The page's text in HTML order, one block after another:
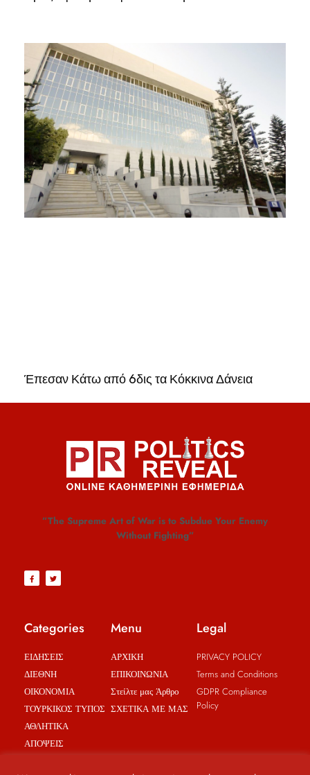
Έπεσαν Κάτω από 6δις τα Κόκκινα Δάνεια
”The Supreme Art of War is to Subdue Your Enemy
Without Fighting”
Categories
ΕΙΔΗΣΕΙΣ
ΔΙΕΘΝΗ
ΟΙΚΟΝΟΜΙΑ
ΤΟΥΡΚΙΚΟΣ ΤΥΠΟΣ
ΑΘΛΗΤΙΚΑ
ΑΠΟΨΕΙΣ
Menu
ΑΡΧΙΚΗ
ΕΠΙΚΟΙΝΩΝΙΑ
Στείλτε μας Άρθρο
ΣΧΕΤΙΚΑ ΜΕ ΜΑΣ
Legal
PRIVACY POLICY
Terms and Conditions
GDPR Compliance
Policy